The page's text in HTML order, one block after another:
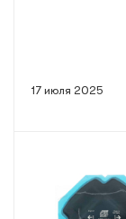
17 июля 2025